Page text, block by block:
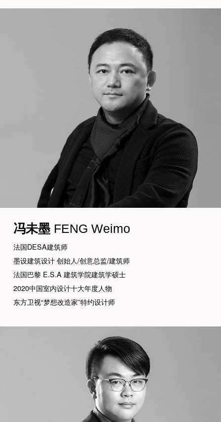
冯未墨 FENG Weimo
法国DESA建筑师
墨设建筑设计 创始人/创意总监/建筑师
法国巴黎 E.S.A 建筑学院建筑学硕士
2020中国室内设计十大年度人物
东方卫视“梦想改造家”特约设计师